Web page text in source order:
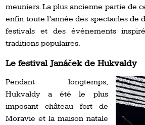
meuniers. La plus ancienne partie de
enfin toute l’année des spectacles de
festivals et des événements
traditions populaires.
Le festival Janáček de Hukvaldy
Pendant longtemps,
Hukvaldy a été le plus
imposant château fort de
Moravie et la maison natale